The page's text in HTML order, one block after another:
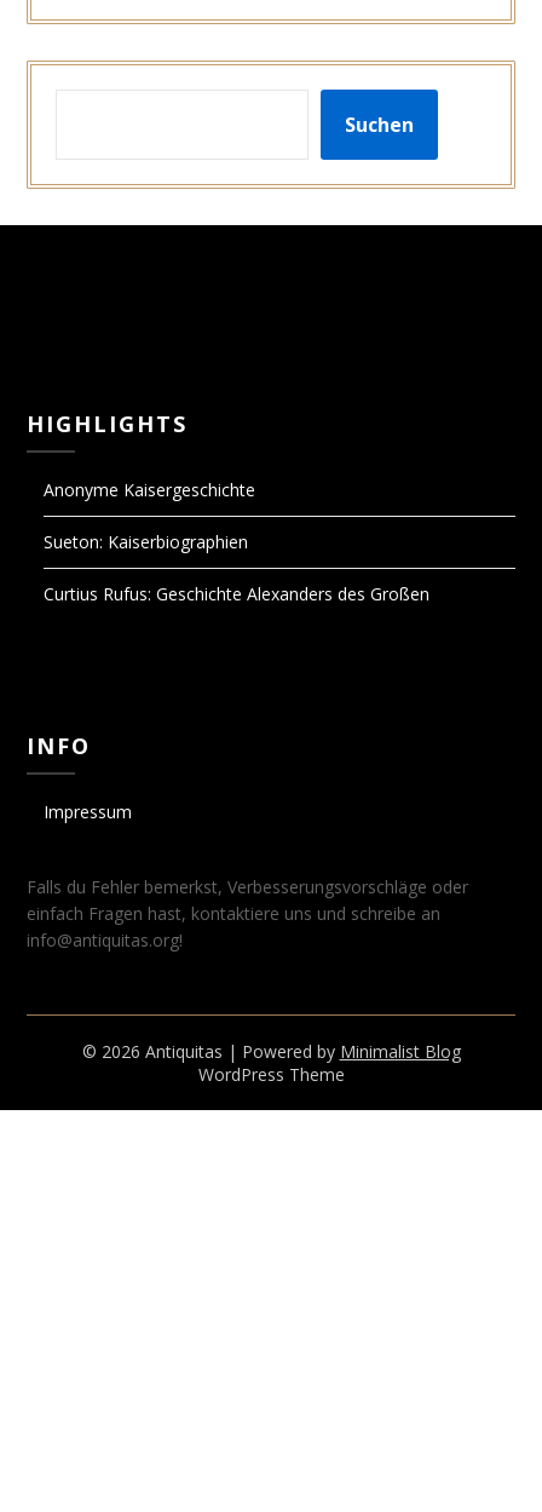
Suchen
HIGHLIGHTS
Anonyme Kaisergeschichte
Sueton: Kaiserbiographien
Curtius Rufus: Geschichte Alexanders des Großen
INFO
Impressum
Falls du Fehler bemerkst, Verbesserungsvorschläge oder
einfach Fragen hast, kontaktiere uns und schreibe an
info@antiquitas.org!
© 2026 Antiquitas | Powered by Minimalist Blog
WordPress Theme